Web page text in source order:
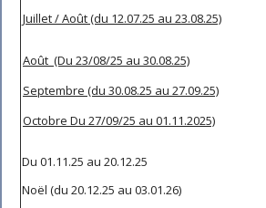
Juillet / Août (du 12.07.25 au 23.08.25)
Août (Du 23/08/25 au 30.08.25)
Septembre (du 30.08.25 au 27.09.25)
Octobre Du 27/09/25 au 01.11.2025)
Du 01.11.25 au
Noël (du 20.12.25